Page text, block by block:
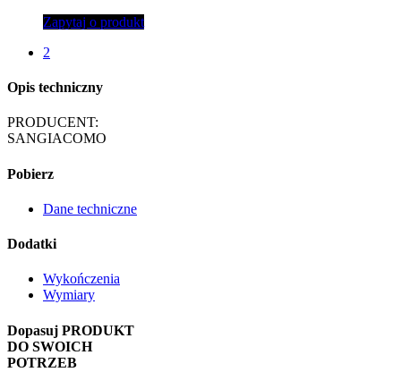
Zapytaj o produkt
2
Opis techniczny
PRODUCENT:
SANGIACOMO
Pobierz
Dane techniczne
Dodatki
Wykończenia
Wymiary
Dopasuj PRODUKT
DO SWOICH
POTRZEB